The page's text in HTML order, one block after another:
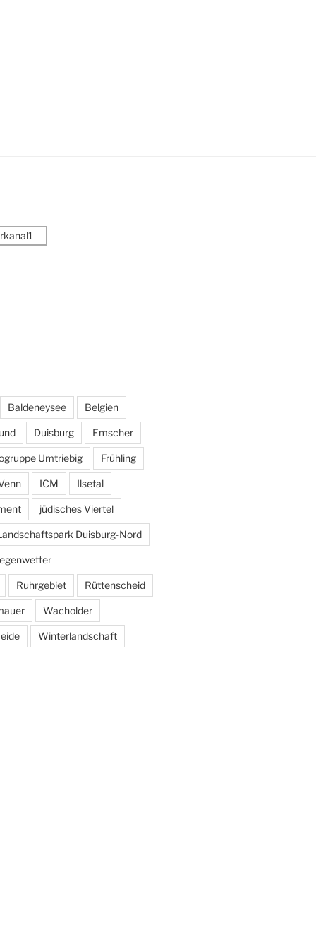
Baldeneysee Belgien
Duisburg Emscher
Umtriebig Frühling
ICM Ilsetal
jüdisches Viertel
Duisburg-Nord
Ruhrgebiet Rüttenscheid
Wacholder
Winterlandschaft